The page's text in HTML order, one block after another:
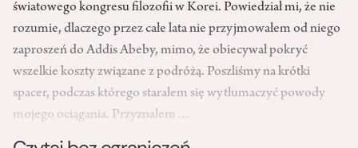
światowego kongresu filozofii w Korei. Powiedział mi, że nie
rozumie, dlaczego przez całe lata nie przyjmowałem od niego
zaproszeń do Addis Abeby, mimo, że obiecywał pokryć
wszelkie koszty związane z podróżą. Poszliśmy na krótki
spacer, podczas którego starałem się wytłumaczyć powody
mojego ociągania. Przyznałem…